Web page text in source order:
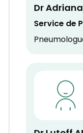
Dr Adriana
Service de